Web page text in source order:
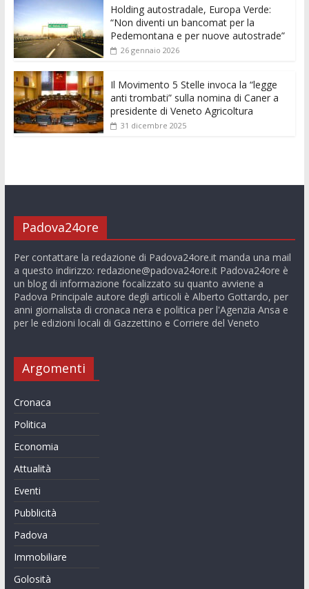
Holding autostradale, Europa Verde:
“Non diventi un bancomat per la
Pedemontana e per nuove autostrade”
26 gennaio 2026
Il Movimento 5 Stelle invoca la “legge
anti trombati” sulla nomina di Caner a
presidente di Veneto Agricoltura
31 dicembre 2025
Padova24ore
Per contattare la redazione di Padova24ore.it manda una mail
a questo indirizzo: redazione@padova24ore.itPadova24ore è
un blog di informazione focalizzato su quanto avviene a
Padova Principale autore degli articoli è Alberto Gottardo, per
anni giornalista di cronaca nera e politica per l'Agenzia Ansa e
per le edizioni locali di Gazzettino e Corriere del Veneto
Argomenti
Cronaca
Politica
Economia
Attualità
Eventi
Pubblicità
Padova
Immobiliare
Golosità